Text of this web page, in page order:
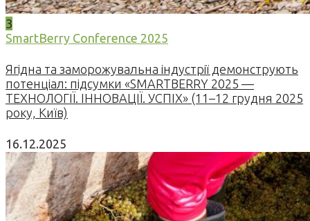
3
SmartBerry Conference 2025
Ягідна та заморожувальна індустрії демонструють
потенціал: підсумки «SMARTBERRY 2025 —
ТЕХНОЛОГІЇ. ІННОВАЦІЇ. УСПІХ» (11–12 грудня 2025
року, Київ)
16.12.2025